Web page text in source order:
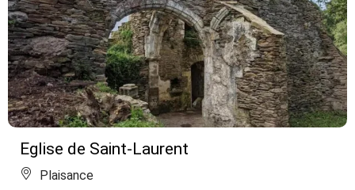
Eglise de Saint-Laurent
Plaisance